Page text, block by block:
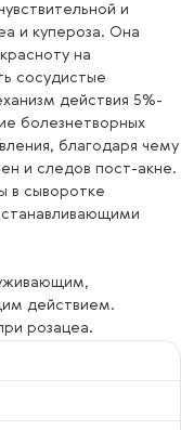
и
и купероза. Она
на
сосудистые
действия 5%-
болезнетворных
благодаря чему
и следов пост-акне.
в сыворотке
действием.
розацеа.